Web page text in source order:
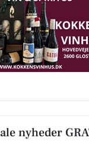
nyheder